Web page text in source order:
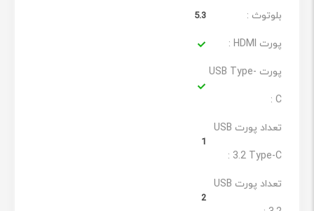
بلوتوث : 5.3
پورت HDMI :
پورت USB Type-
C :
تعداد پورت USB
3.2 Type-C :
1
تعداد پورت USB
2